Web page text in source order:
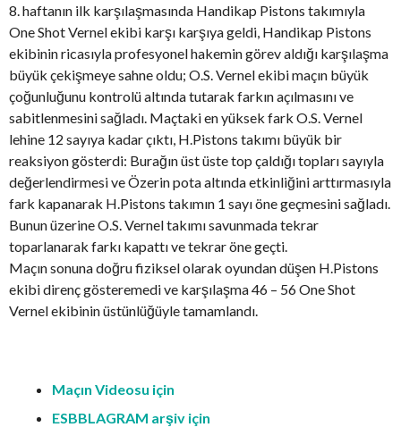
8. haftanın ilk karşılaşmasında Handikap Pistons takımıyla
One Shot Vernel ekibi karşı karşıya geldi, Handikap Pistons
ekibinin ricasıyla profesyonel hakemin görev aldığı karşılaşma
büyük çekişmeye sahne oldu; O.S. Vernel ekibi maçın büyük
çoğunluğunu kontrolü altında tutarak farkın açılmasını ve
sabitlenmesini sağladı. Maçtaki en yüksek fark O.S. Vernel
lehine 12 sayıya kadar çıktı, H.Pistons takımı büyük bir
reaksiyon gösterdi: Burağın üst üste top çaldığı topları sayıyla
değerlendirmesi ve Özerin pota altında etkinliğini arttırmasıyla
fark kapanarak H.Pistons takımın 1 sayı öne geçmesini sağladı.
Bunun üzerine O.S. Vernel takımı savunmada tekrar
toparlanarak farkı kapattı ve tekrar öne geçti.
Maçın sonuna doğru fiziksel olarak oyundan düşen H.Pistons
ekibi direnç gösteremedi ve karşılaşma 46 – 56 One Shot
Vernel ekibinin üstünlüğüyle tamamlandı.
Maçın Videosu için
ESBBLAGRAM arşiv için